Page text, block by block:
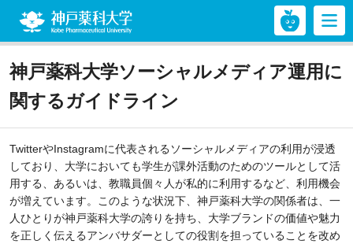
神戸薬科大学ソーシャルメディア運用に
関するガイドライン
TwitterやInstagramに代表されるソーシャルメディアの利用が浸透
しており、大学においても学生が課外活動のためのツールとして活
用する、あるいは、教職員個々人が私的に利用するなど、利用機会
が増えています。このような状況下、神戸薬科大学の関係者は、一
人ひとりが神戸薬科大学の誇りを持ち、大学ブランドの価値や魅力
を正しく伝えるアンバサダーとしての役割を担っていることを改め
神戸薬科大学